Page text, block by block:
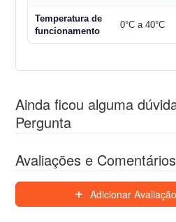
Temperatura de
funcionamento
0°C a 40°C
Ainda ficou alguma
Pergunta
Avaliações e Comentários
Adicionar